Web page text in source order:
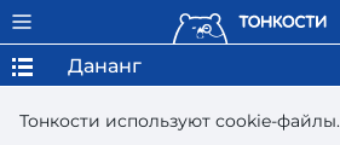
Тонкости используют сookie-файлы.
Дананг